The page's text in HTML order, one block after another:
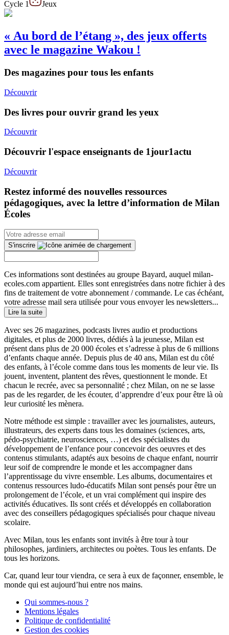
Cycle 1 Jeux
« Au bord de l’étang », des jeux offerts
avec le magazine Wakou !
Des magazines pour tous les enfants
Découvrir
Des livres pour ouvrir grand les yeux
Découvrir
Découvrir l'espace enseignants de 1jour1actu
Découvrir
Restez informé des nouvelles ressources
pédagogiques, avec la lettre d’information de Milan
Écoles
S'inscrire
Ces informations sont destinées au groupe Bayard, auquel milan-
ecoles.com appartient. Elles sont enregistrées dans notre fichier à des
fins de traitement de votre abonnement / commande. Le cas échéant,
votre adresse mail sera utilisée pour vous envoyer les newsletters...
Lire la suite
Avec ses 26 magazines, podcasts livres audio et productions
digitales, et plus de 2000 livres, dédiés à la jeunesse, Milan est
présent dans plus de 20 000 écoles et s’adresse à plus de 6 millions
d’enfants chaque année. Depuis plus de 40 ans, Milan est du côté
des enfants, à l’école comme dans tous les moments de leur vie. Ils
jouent, inventent, plantent des rêves, questionnent le monde. Et
chacun le recrée, avec sa personnalité ; chez Milan, on ne se lasse
pas de les regarder, de les écouter, d’apprendre d’eux pour être là où
leur curiosité les mènera.
Notre méthode est simple : travailler avec les journalistes, auteurs,
illustrateurs, des experts dans tous les domaines (sciences, arts,
pédo-psychiatrie, neurosciences, …) et des spécialistes du
développement de l’enfance pour concevoir des oeuvres et des
contenus stimulants, adaptés aux besoins de chaque enfant, nourrir
leur soif de comprendre le monde et les accompagner dans
l’apprentissage du vivre ensemble. Les albums, documentaires et
contenus ressources ludo-éducatifs Milan sont pensés pour être un
prolongement de l’école, et un vrai complément qui inspire des
activités éducatives. Ils sont créés et développés en collaboration
avec des conseillers pédagogiques spécialisés pour chaque niveau
scolaire.
Avec Milan, tous les enfants sont invités à être tour à tour
philosophes, jardiniers, architectes ou poètes. Tous les enfants. De
tous les horizons.
Car, quand leur tour viendra, ce sera à eux de façonner, ensemble, le
monde qui est aujourd’hui entre nos mains.
Qui sommes-nous ?
Mentions légales
Politique de confidentialité
Gestion des cookies